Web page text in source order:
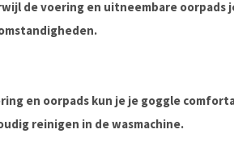
de voering en uitneembare oorpads
en oorpads kun je je goggle
reinigen in de wasmachine.